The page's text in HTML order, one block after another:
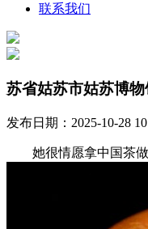
联系我们
苏省姑苏市姑苏博
发布日期：2025-10-28
她很情愿拿中国茶做